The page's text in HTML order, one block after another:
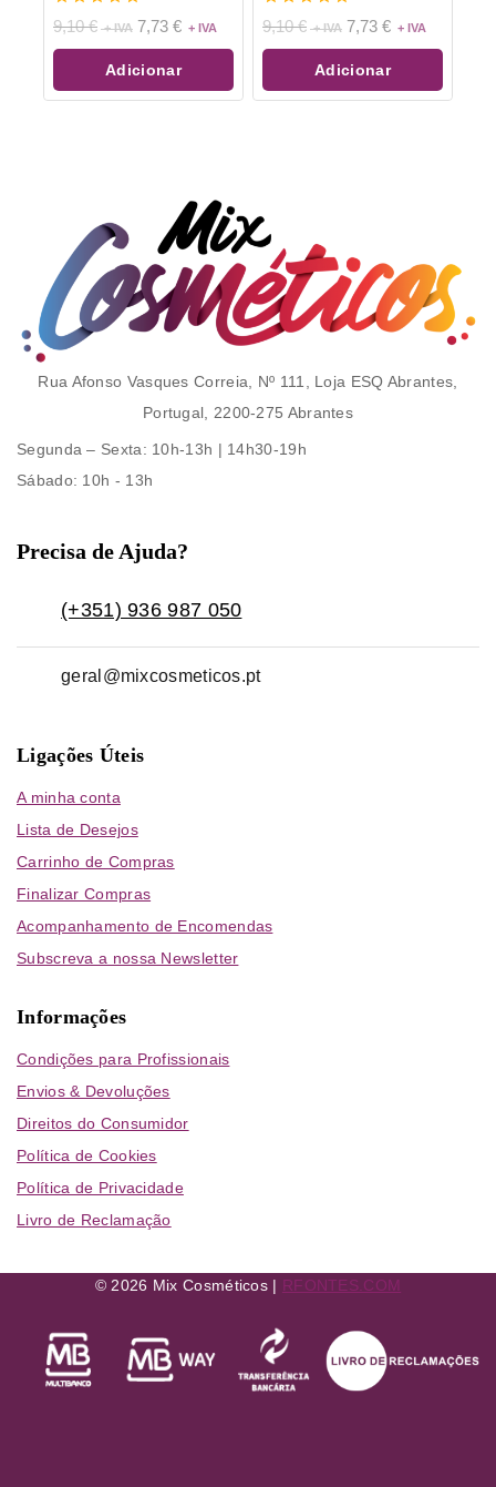
0
de
5
9,10€ 7,73 €
Adicionar
0
de
5
9,10€ 7,73 €
Adicionar
Rua Afonso Vasques Correia, Nº 111, Loja ESQ Abrantes,
Portugal, 2200-275 Abrantes
Segunda – Sexta: 10h-13h | 14h30-19h
Sábado: 10h - 13h
Precisa de Ajuda?
(+351) 936 987 050
geral@mixcosmeticos.pt
Ligações Úteis
A minha conta
Lista de Desejos
Carrinho de Compras
Finalizar Compras
Acompanhamento de Encomendas
Subscreva a nossa Newsletter
Informações
Condições para Profissionais
Envios & Devoluções
Direitos do Consumidor
Política de Cookies
Política de Privacidade
Livro de Reclamação
© 2026 Mix Cosméticos | RFONTES.COM